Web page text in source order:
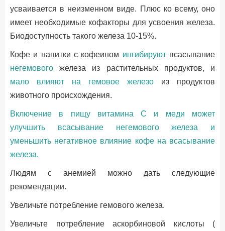
усваивается в неизменном виде. Плюс ко всему, оно
имеет необходимые кофакторы для усвоения железа.
Биодоступность такого железа 10-15%.
Кофе и напитки с кофеином ингибируютвсасывание
негемового железа из растительных продуктов, и
мало влияют на гемовое железо из продуктов
животного происхождения.
Включение в пищу витамина С и меди может
улучшить всасывание негемового железа и
уменьшить негативное влияние кофе на всасывание
железа.
Людям с анемией можно дать следующие
рекомендации.
Увеличьте потребление гемового железа.
Увеличьте потребление аскорбиновой кислоты (